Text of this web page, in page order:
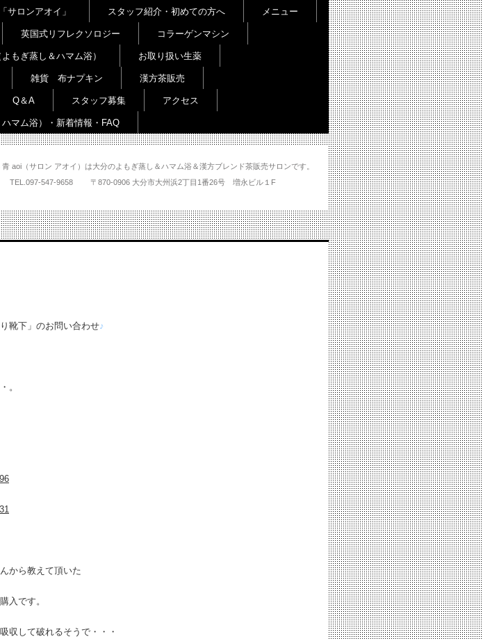
青 aoi（サロン アオイ）は大分のよもぎ蒸し＆ハマム浴＆漢方ブレンド茶販売サロンです。
TEL. 097-547-9658 〒870-0906 大分市大州浜2丁目1番26号 増永ビル１F
サロンアオイ」 スタッフ紹介・初めての方へ メニュー
英国式リフレクソロジー コラーゲンマシン
もぎ蒸し＆ハマム浴） お取り扱い生薬
雑貨 布ナプキン 漢方茶販売
Q＆A スタッフ募集 アクセス
マム浴）・新着情報・FAQ
靴下」のお問い合わせ♪
。
から教えて頂いた
入です。
収して破れるそうで・・・